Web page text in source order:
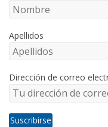
Apellidos
Dirección de correo